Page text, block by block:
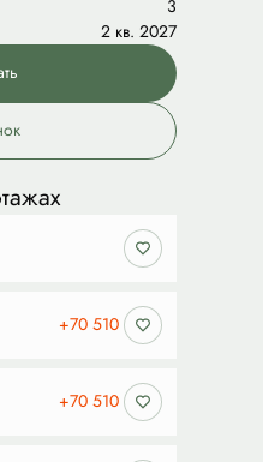
3
2 кв. 2027
+70 510
+70 510